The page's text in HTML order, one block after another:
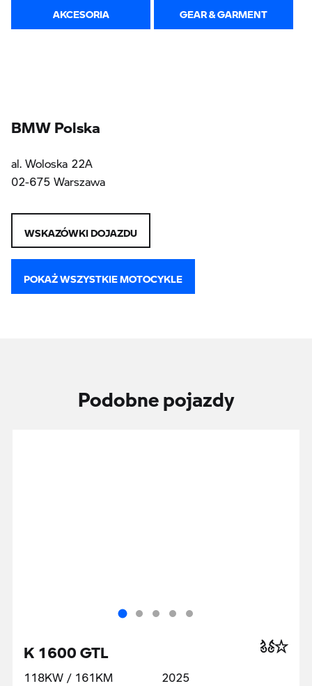
AKCESORIA GEAR & GARMENT
BMW Polska
al. Woloska 22A
02-675 Warszawa
WSKAZÓWKI DOJAZDU
POKAŻ WSZYSTKIE MOTOCYKLE
Podobne pojazdy
K 1600 GTL
118KW / 161KM
2025